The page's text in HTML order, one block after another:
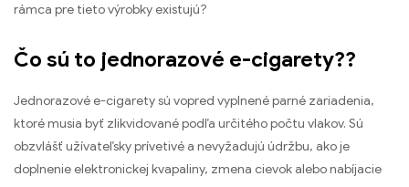
rámca pre tieto výrobky existujú?
Čo sú to jednorazové e-cigarety??
Jednorazové e-cigarety sú vopred vyplnené parné zariadenia,
ktoré musia byť zlikvidované podľa určitého počtu vlakov. Sú
obzvlášť užívateľsky prívetivé a nevyžadujú údržbu, ako je
doplnenie elektronickej kvapaliny, zmena cievok alebo nabíjacie